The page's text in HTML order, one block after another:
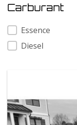
Carburant
Carburant
Essence
Diesel